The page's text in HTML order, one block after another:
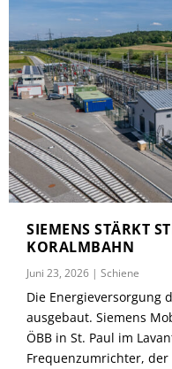
SIEMENS STÄRKT
KORALMBAHN
Juni 23, 2026 |Schiene
Die Energieversorgung
ausgebaut. Siemens
ÖBB in St. Paul im
Frequenzumrichter,